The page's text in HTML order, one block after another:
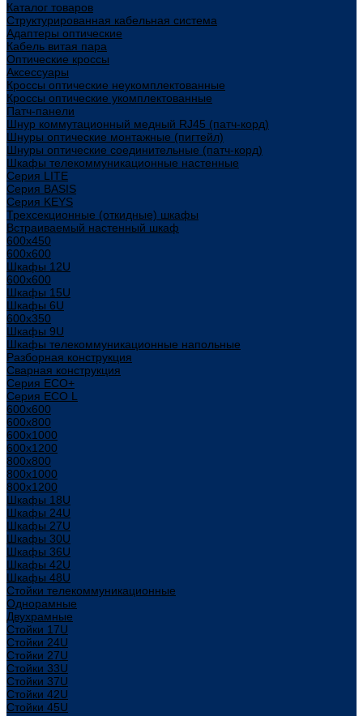
Каталог товаров
Структурированная кабельная система
Адаптеры оптические
Кабель витая пара
Оптические кроссы
Аксессуары
Кроссы оптические неукомплектованные
Кроссы оптические укомплектованные
Патч-панели
Шнур коммутационный медный RJ45 (патч-корд)
Шнуры оптические монтажные (пигтейл)
Шнуры оптические соединительные (патч-корд)
Шкафы телекоммуникационные настенные
Cерия LITE
Cерия BASIS
Cерия KEYS
Трехсекционные (откидные) шкафы
Встраиваемый настенный шкаф
600x450
600x600
Шкафы 12U
600x600
Шкафы 15U
Шкафы 6U
600x350
Шкафы 9U
Шкафы телекоммуникационные напольные
Разборная конструкция
Сварная конструкция
Серия ECO+
Серия ECO L
600x600
600x800
600х1000
600х1200
800x800
800х1000
800х1200
Шкафы 18U
Шкафы 24U
Шкафы 27U
Шкафы 30U
Шкафы 36U
Шкафы 42U
Шкафы 48U
Стойки телекоммуникационные
Однорамные
Двухрамные
Стойки 17U
Стойки 24U
Стойки 27U
Стойки 33U
Стойки 37U
Стойки 42U
Стойки 45U